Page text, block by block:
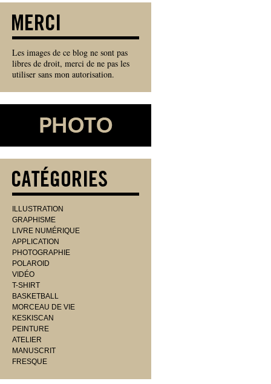
Les images de ce blog ne sont pas
libres de droit, merci de ne pas les
utiliser sans mon autorisation.
ILLUSTRATION
GRAPHISME
LIVRE NUMÉRIQUE
APPLICATION
PHOTOGRAPHIE
POLAROID
VIDÉO
T-SHIRT
BASKETBALL
MORCEAU DE VIE
KESKISCAN
PEINTURE
ATELIER
MANUSCRIT
FRESQUE